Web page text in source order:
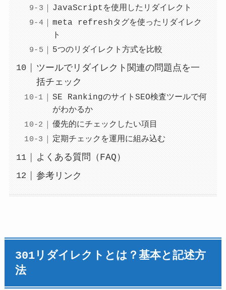
JavaScriptを使用したリダイレクト
meta refreshタグを使ったリダイレク
ト
5つのリダイレクト方式を比較
ツールでリダイレクト関連の問題点を一
括チェック
SE RankingのサイトSEO検査ツールで何
がわかるか
優先的にチェックしたい項目
定期チェックを運用に組み込む
よくある質問（FAQ）
参考リンク
301リダイレクトとは？基本と記述方
法